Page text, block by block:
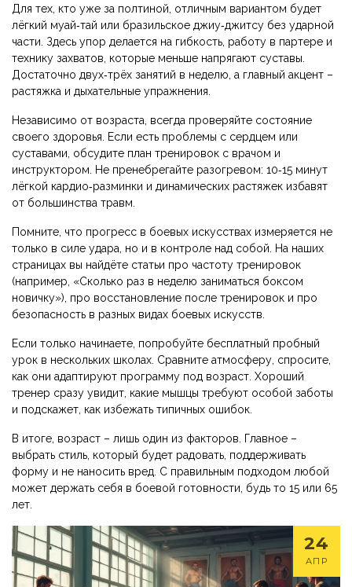
Для тех, кто уже за полтиной, отличным вариантом будет
лёгкий муай‑тай или бразильское джиу‑джитсу без ударной
части. Здесь упор делается на гибкость, работу в партере и
технику захватов, которые меньше напрягают суставы.
Достаточно двух‑трёх занятий в неделю, а главный акцент –
растяжка и дыхательные упражнения.
Независимо от возраста, всегда проверяйте состояние
своего здоровья. Если есть проблемы с сердцем или
суставами, обсудите план тренировок с врачом и
инструктором. Не пренебрегайте разогревом: 10‑15 минут
лёгкой кардио‑разминки и динамических растяжек избавят
от большинства травм.
Помните, что прогресс в боевых искусствах измеряется не
только в силе удара, но и в контроле над собой. На наших
страницах вы найдёте статьи про частоту тренировок
(например, «Сколько раз в неделю заниматься боксом
новичку»), про восстановление после тренировок и про
безопасность в разных видах боевых искусств.
Если только начинаете, попробуйте бесплатный пробный
урок в нескольких школах. Сравните атмосферу, спросите,
как они адаптируют программу под возраст. Хороший
тренер сразу увидит, какие мышцы требуют особой заботы
и подскажет, как избежать типичных ошибок.
В итоге, возраст – лишь один из факторов. Главное –
выбрать стиль, который будет радовать, поддерживать
форму и не наносить вред. С правильным подходом любой
может держать себя в боевой готовности, будь то 15 или 65
лет.
24
АПР